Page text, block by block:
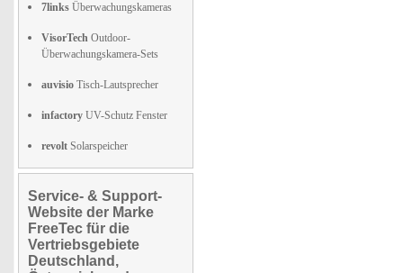
7links Überwachungskameras
VisorTech Outdoor-
Überwachungskamera-Sets
auvisio Tisch-Lautsprecher
infactory UV-Schutz Fenster
revolt Solarspeicher
Service- & Support-
Website der Marke
FreeTec für die
Vertriebsgebiete
Deutschland,